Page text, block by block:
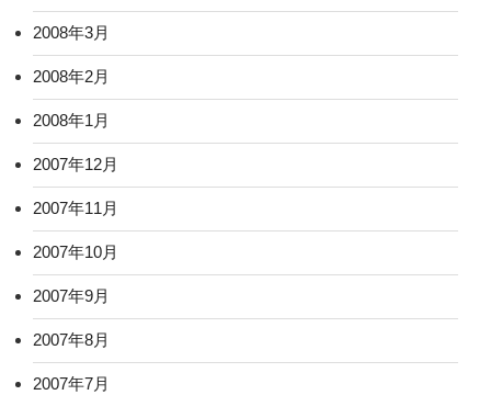
2008年3月
2008年2月
2008年1月
2007年12月
2007年11月
2007年10月
2007年9月
2007年8月
2007年7月